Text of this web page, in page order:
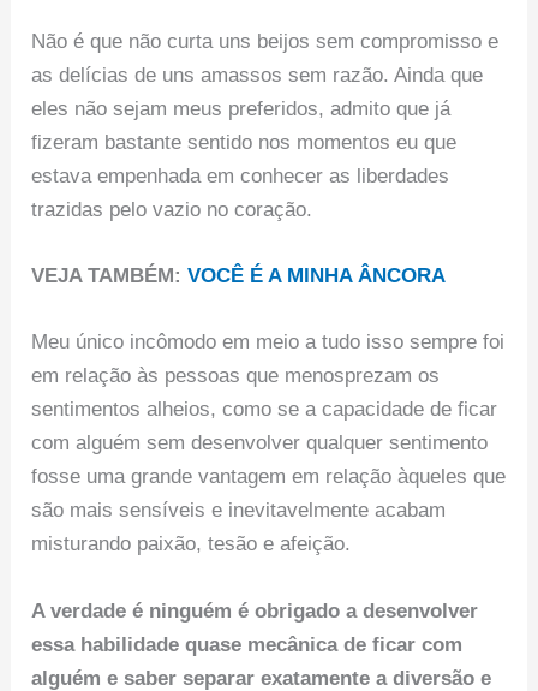
Não é que não curta uns beijos sem compromisso e
as delícias de uns amassos sem razão. Ainda que
eles não sejam meus preferidos, admito que já
fizeram bastante sentido nos momentos eu que
estava empenhada em conhecer as liberdades
trazidas pelo vazio no coração.
VEJA TAMBÉM:VOCÊ É A MINHA ÂNCORA
Meu único incômodo em meio a tudo isso sempre foi
em relação às pessoas que menosprezam os
sentimentos alheios, como se a capacidade de ficar
com alguém sem desenvolver qualquer sentimento
fosse uma grande vantagem em relação àqueles que
são mais sensíveis e inevitavelmente acabam
misturando paixão, tesão e afeição.
A verdade é ninguém é obrigado a desenvolver
essa habilidade quase mecânica de ficar com
alguém e saber separar exatamente a diversão e